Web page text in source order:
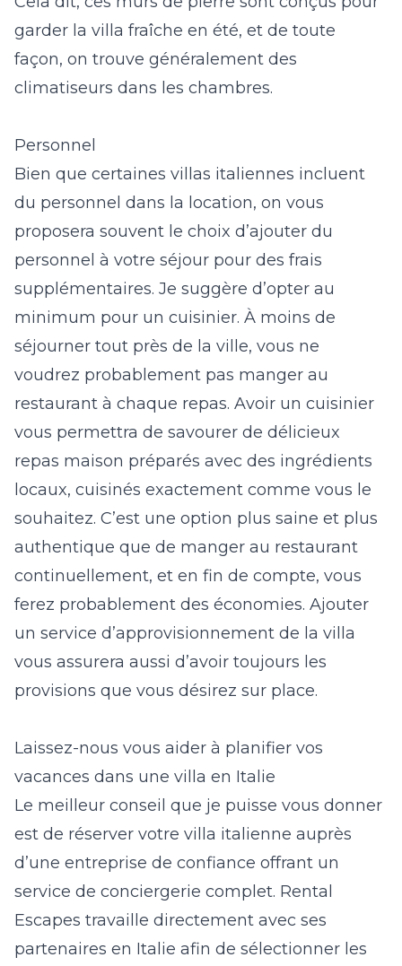
garder la villa fraîche en été, et de toute
façon, on trouve généralement des
climatiseurs dans les chambres.
Personnel
Bien que certaines villas italiennes incluent
du personnel dans la location, on vous
proposera souvent le choix d’ajouter du
personnel à votre séjour pour des frais
supplémentaires. Je suggère d’opter au
minimum pour un cuisinier. À moins de
séjourner tout près de la ville, vous ne
voudrez probablement pas manger au
restaurant à chaque repas. Avoir un cuisinier
vous permettra de savourer de délicieux
repas maison préparés avec des ingrédients
locaux, cuisinés exactement comme vous le
souhaitez. C’est une option plus saine et plus
authentique que de manger au restaurant
continuellement, et en fin de compte, vous
ferez probablement des économies. Ajouter
un service d’approvisionnement de la villa
vous assurera aussi d’avoir toujours les
provisions que vous désirez sur place.
Laissez-nous vous aider à planifier vos
vacances dans une villa en Italie
Le meilleur conseil que je puisse vous donner
est de réserver votre villa italienne auprès
d’une entreprise de confiance offrant un
service de conciergerie complet. Rental
Escapes travaille directement avec ses
partenaires en Italie afin de sélectionner les